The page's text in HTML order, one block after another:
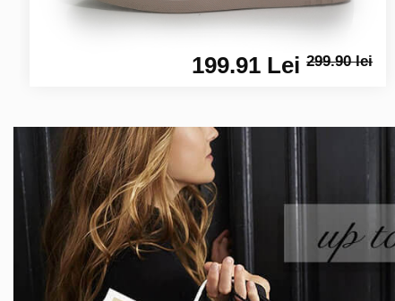
199.91 Lei299.90 lei